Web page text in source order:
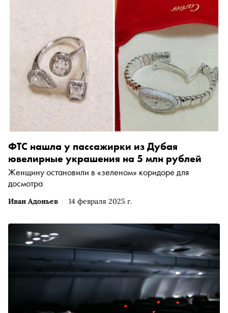
Иван Адоньев 14 февраля 2025 г.
ФТС нашла у пассажирки из Дубая
ювелирные украшения на 5 млн рублей
Женщину остановили в «зеленом» коридоре для
досмотра